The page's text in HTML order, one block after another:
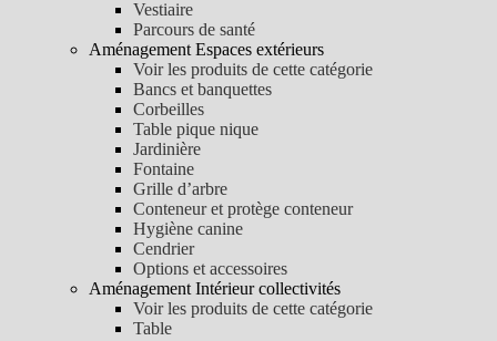
Vestiaire
Parcours de santé
Aménagement Espaces extérieurs
Voir les produits de cette catégorie
Bancs et banquettes
Corbeilles
Table pique nique
Jardinière
Fontaine
Grille d’arbre
Conteneur et protège conteneur
Hygiène canine
Cendrier
Options et accessoires
Aménagement Intérieur collectivités
Voir les produits de cette catégorie
Table